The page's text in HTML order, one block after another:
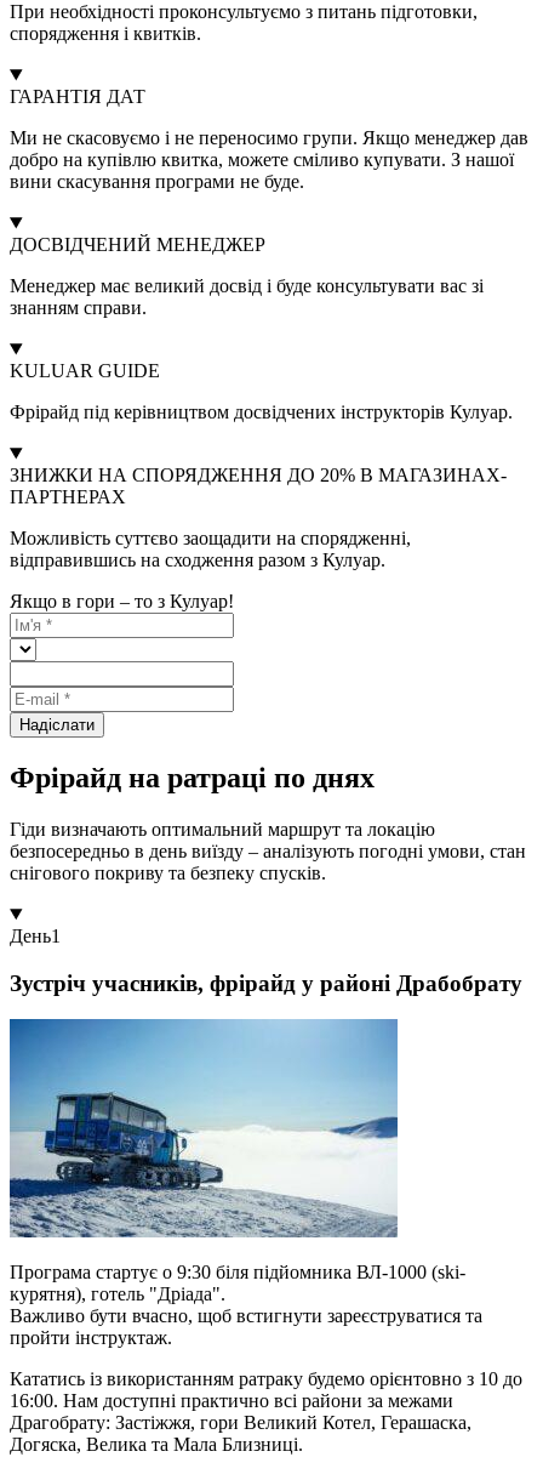
При необхідності проконсультуємо з питань підготовки,
спорядження і квитків.
ГАРАНТІЯ ДАТ
Ми не скасовуємо і не переносимо групи. Якщо менеджер дав
добро на купівлю квитка, можете сміливо купувати. З нашої
вини скасування програми не буде.
ДОСВІДЧЕНИЙ МЕНЕДЖЕР
Менеджер має великий досвід і буде консультувати вас зі
знанням справи.
KULUAR GUIDE
Фрірайд під керівництвом досвідчених інструкторів Кулуар.
ЗНИЖКИ НА СПОРЯДЖЕННЯ ДО 20% В МАГАЗИНАХ-
ПАРТНЕРАХ
Можливість суттєво заощадити на спорядженні,
відправившись на сходження разом з Кулуар.
Якщо в гори – то з Кулуар!
Надіслати
Фрірайд на ратраці по днях
Гіди визначають оптимальний маршрут та локацію
безпосередньо в день виїзду – аналізують погодні умови, стан
снігового покриву та безпеку спусків.
День1
Зустріч учасників, фрірайд у районі Драбобрату
Програма стартує о 9:30 біля підйомника ВЛ-1000 (ski-
курятня), готель "Дріада".
Важливо бути вчасно, щоб встигнути зареєструватися та
пройти інструктаж.
Кататись із використанням ратраку будемо орієнтовно з 10 до
16:00. Нам доступні практично всі райони за межами
Драгобрату: Застіжжя, гори Великий Котел, Герашаска,
Догяска, Велика та Мала Близниці.